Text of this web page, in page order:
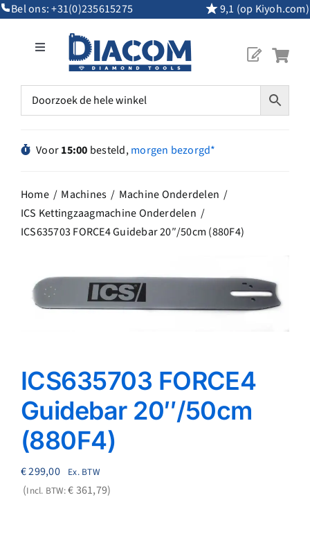
GaBel ons:+31(0)235615275 9,1 (op Kiyoh.com)
Toggle
Navigation
Mijn Account
Overig Gereedschap
Reparatie
Acties
Blog
Vacatures
Voor15:00 besteld,morgen bezorgd*
Home Machines
Machine Onderdelen
ICS Kettingzaagmachine Onderdelen
ICS635703 FORCE4 Guidebar 20″/50cm (880F4)
ICS635703 FORCE4
Guidebar 20″/50cm
(880F4)
€299,00
Ex. BTW
Incl. BTW:€361,79